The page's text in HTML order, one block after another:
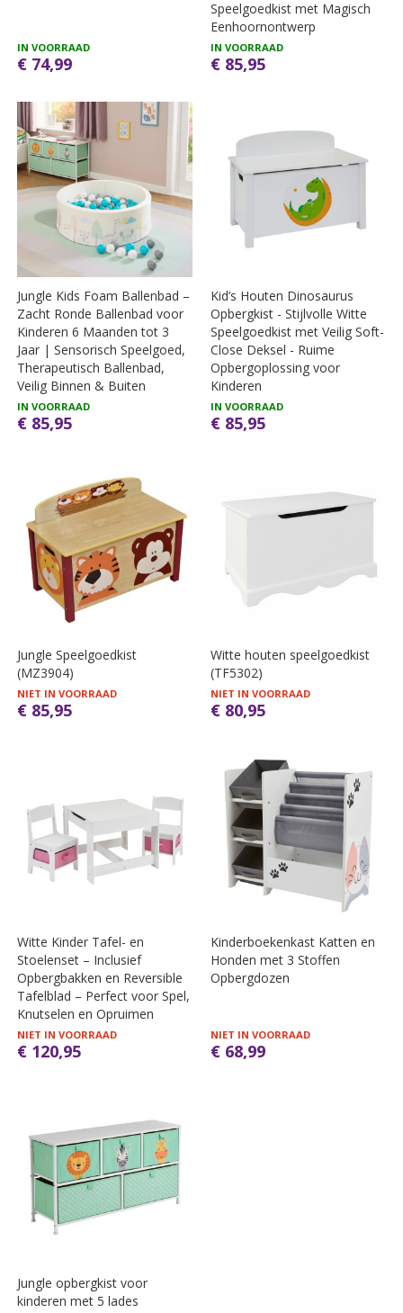
IN VOORRAAD
€ 74,99
Speelgoedkist met Magisch
Eenhoornontwerp
IN VOORRAAD
€ 85,95
Jungle Kids Foam Ballenbad –
Zacht Ronde Ballenbad voor
Kinderen 6 Maanden tot 3
Jaar | Sensorisch Speelgoed,
Therapeutisch Ballenbad,
Veilig Binnen & Buiten
IN VOORRAAD
€ 85,95
Kid’s Houten Dinosaurus
Opbergkist - Stijlvolle Witte
Speelgoedkist met Veilig Soft-
Close Deksel - Ruime
Opbergoplossing voor
Kinderen
IN VOORRAAD
€ 85,95
Jungle Speelgoedkist
(MZ3904)
NIET IN VOORRAAD
€ 85,95
Witte houten speelgoedkist
(TF5302)
NIET IN VOORRAAD
€ 80,95
Witte Kinder Tafel- en
Stoelenset – Inclusief
Opbergbakken en Reversible
Tafelblad – Perfect voor Spel,
Knutselen en Opruimen
NIET IN VOORRAAD
€ 120,95
Kinderboekenkast Katten en
Honden met 3 Stoffen
Opbergdozen
NIET IN VOORRAAD
€ 68,99
Jungle opbergkist voor
kinderen met 5 lades